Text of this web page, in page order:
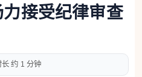
接受纪律审查
约 1 分钟